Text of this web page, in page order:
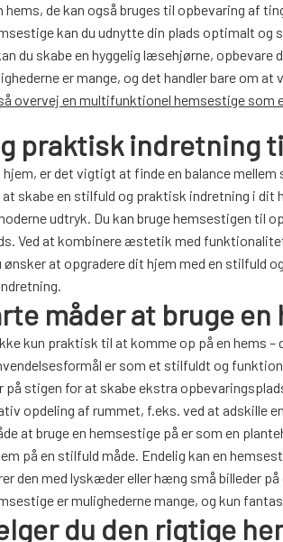
hems, de kan også bruges til opbevaring af
kan du udnytte din plads optimalt og
du skabe en hyggelig læsehjørne,
er mange, og det handler bare om
overvej en multifunktionel hemsestige som
praktisk indretning
hjem, er det vigtigt at finde en balance
skabe en stilfuld og praktisk indretning i dit
udtryk. Du kan bruge hemsestigen til
Ved at kombinere æstetik med
ønsker at opgradere dit hjem med en
måder at bruge
kun praktisk til at komme op på en hems
er som et stilfuldt og
stigen for at skabe ekstra
opdeling af rummet, f.eks. ved at adskille
at bruge en hemsestige på er som en
på en stilfuld måde. Endelig kan en
den med lyskæder eller hæng små billeder
er mulighederne mange, og kun
du den rigtige